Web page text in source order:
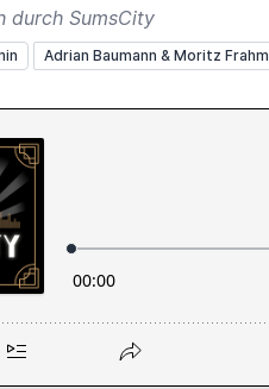
durch SumsCity
Adrian Baumann & Moritz Frahm